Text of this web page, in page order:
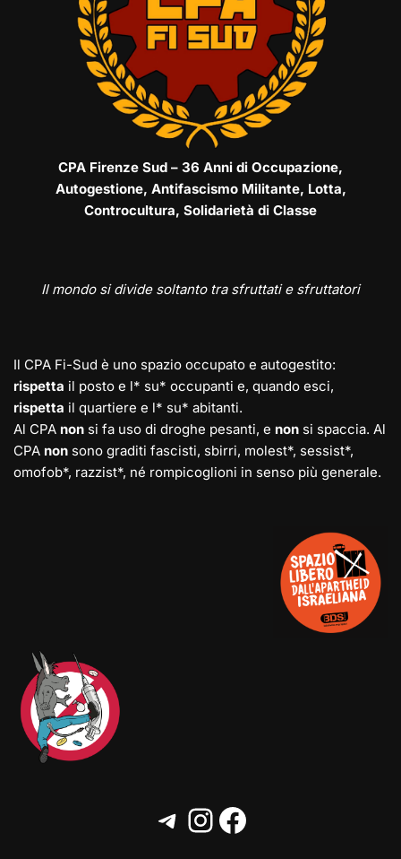
CPA Firenze Sud – 36 Anni di Occupazione,
Autogestione, Antifascismo Militante, Lotta,
Controcultura, Solidarietà di Classe
Il mondo si divide soltanto tra sfruttati e sfruttatori
Il CPA Fi-Sud è uno spazio occupato e autogestito:
rispetta il posto e l* su* occupanti e, quando esci,
rispetta il quartiere e l* su* abitanti.
Al CPA non si fa uso di droghe pesanti, e non si spaccia. Al
CPA non sono graditi fascisti, sbirri, molest*, sessist*,
omofob*, razzist*, né rompicoglioni in senso più generale.